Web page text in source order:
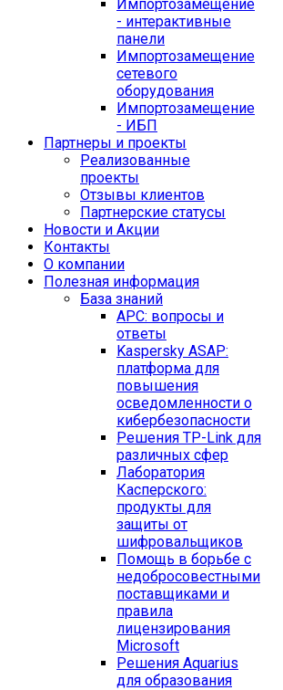
Импортозамещение
- интерактивные
панели
Импортозамещение
сетевого
оборудования
Импортозамещение
- ИБП
Партнеры и проекты
Реализованные
проекты
Отзывы клиентов
Партнерские статусы
Новости и Акции
Контакты
O компании
Полезная информация
База знаний
APC: вопросы и
ответы
Kaspersky ASAP:
платформа для
повышения
осведомленности о
кибербезопасности
Решения TP-Link для
различных сфер
Лаборатория
Касперского:
продукты для
защиты от
шифровальщиков
Помощь в борьбе с
недобросовестными
поставщиками и
правила
лицензирования
Microsoft
Решения Aquarius
для образования